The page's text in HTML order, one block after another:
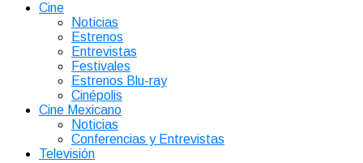
Cine
Noticias
Estrenos
Entrevistas
Festivales
Estrenos Blu-ray
Cinépolis
Cine Mexicano
Noticias
Conferencias y Entrevistas
Televisión